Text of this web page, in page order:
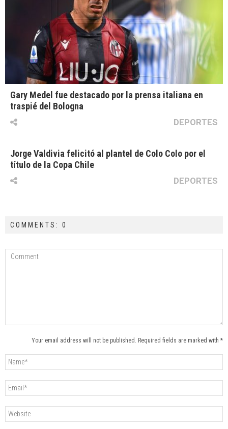
Gary Medel fue destacado por la prensa italiana en
traspié del Bologna
DEPORTES
Jorge Valdivia felicitó al plantel de Colo Colo por el
título de la Copa Chile
DEPORTES
COMMENTS: 0
Your email address will not be published. Required fields are marked with *